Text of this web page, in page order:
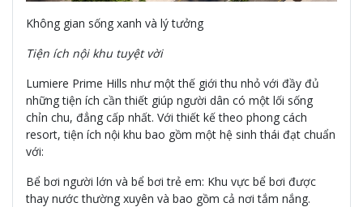
Không gian sống xanh và lý tưởng
Tiện ích nội khu tuyệt vời
Lumiere Prime Hills như một thế giới thu nhỏ với đầy đủ
những tiện ích cần thiết giúp người dân có một lối sống
chỉn chu, đẳng cấp nhất. Với thiết kế theo phong cách
resort, tiện ích nội khu bao gồm một hệ sinh thái đạt chuẩn
với:
Bể bơi người lớn và bể bơi trẻ em: Khu vực bể bơi được
thay nước thường xuyên và bao gồm cả nơi tắm nắng.